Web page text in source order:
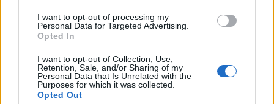
I want to opt-out of processing my
Personal Data for Targeted Advertising.
Opted In
I want to opt-out of Collection, Use,
Retention, Sale, and/or Sharing of my
Personal Data that Is Unrelated with the
Purposes for which it was collected.
Opted Out
ικανοποιήσετε τις ανάγκες του.